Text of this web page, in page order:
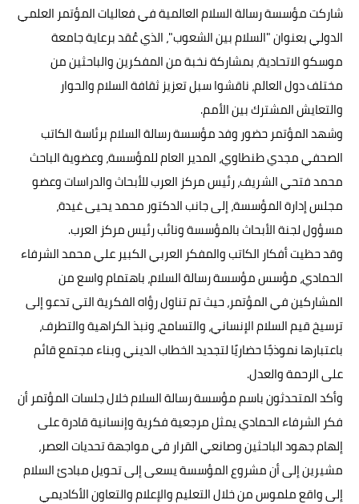
شاركت مؤسسة رسالة السلام العالمية في فعاليات المؤتمر العلمي
الدولي بعنوان "السلام بين الشعوب"، الذي عُقد برعاية جامعة
موسكو الاتحادية، بمشاركة نخبة من المفكرين والباحثين من
مختلف دول العالم، ناقشوا سبل تعزيز ثقافة السلام والحوار
والتعايش المشترك بين الأمم.
وشهد المؤتمر حضور وفد مؤسسة رسالة السلام برئاسة الكاتب
الصحفي مجدي طنطاوي، المدير العام للمؤسسة، وعضوية الباحث
محمد فتحي الشريف، رئيس مركز العرب للأبحاث والدراسات وعضو
مجلس إدارة المؤسسة، إلى جانب الدكتور محمد يحيى غيدة،
مسؤول لجنة الأبحاث بالمؤسسة ونائب رئيس مركز العرب.
وقد حظيت أفكار الكاتب والمفكر العربي الكبير علي محمد الشرفاء
الحمادي، مؤسس مؤسسة رسالة السلام، باهتمام واسع من
المشاركين في المؤتمر، حيث تم تناول رؤاه الفكرية التي تدعو إلى
ترسيخ قيم السلام الإنساني، والتسامح، ونبذ الكراهية والتطرف،
باعتبارها نموذجًا حضاريًا لتجديد الخطاب الديني وبناء مجتمع قائم
على الرحمة والعدل.
وأكد المتحدثون باسم مؤسسة رسالة السلام خلال جلسات المؤتمر أن
فكر الشرفاء الحمادي يمثل مرجعية فكرية وإنسانية قادرة على
إلهام جهود الباحثين وصانعي القرار في مواجهة تحديات العصر،
مشيرين إلى أن مشروع المؤسسة يسعى إلى تحويل مبادئ السلام
إلى واقع ملموس من خلال التعليم والإعلام والتعاون الأكاديمي